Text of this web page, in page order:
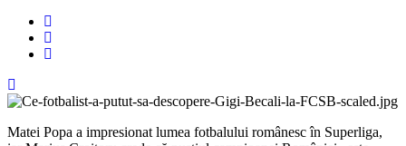
Matei Popa a impresionat lumea fotbalului românesc în Superliga,